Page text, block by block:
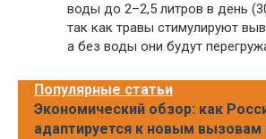
воды до 2–2,5 литров в день
так как травы стимулируют
а без воды они будут
Популярные статьи
Экономический обзор: как
адаптируется к новым вызовам